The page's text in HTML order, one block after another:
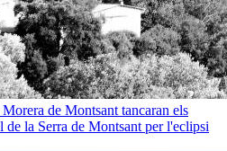
de Montsant tancaran els
de la Serra de Montsant per l'eclipsi